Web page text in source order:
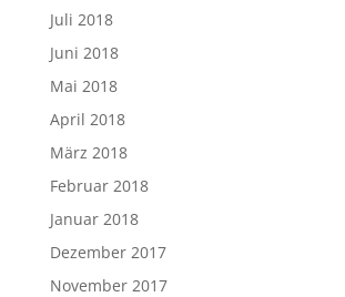
Juli 2018
Juni 2018
Mai 2018
April 2018
März 2018
Februar 2018
Januar 2018
Dezember 2017
November 2017